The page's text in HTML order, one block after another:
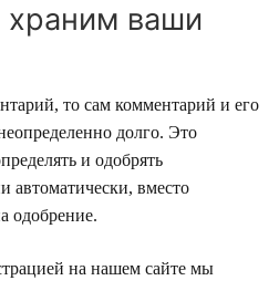
храним ваши
то сам комментарий и его
долго. Это
и одобрять
автоматически, вместо
одобрение.
на нашем сайте мы